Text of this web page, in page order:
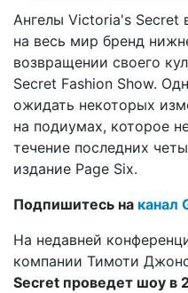
Ангелы Victoria's Secret
на весь мир бренд
возвращении своего
Secret Fashion Show.
ожидать некоторых
на подиумах, которое
течение последних
издание Page Six.
Подпишитесь на канал
На недавней
компании Тимоти
Secret проведет шоу в